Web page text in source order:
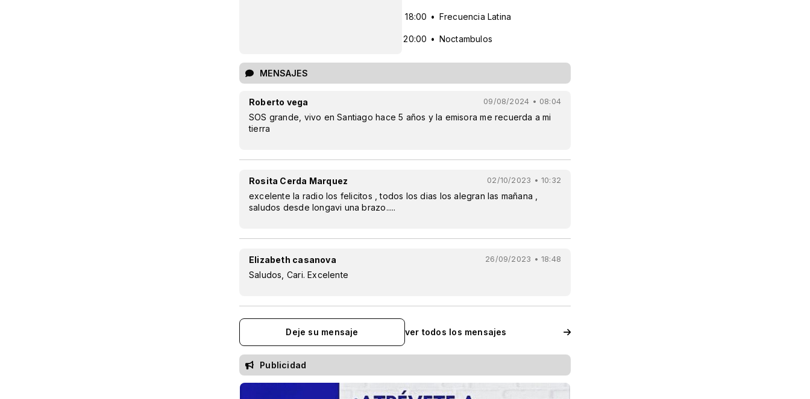
18:00 Frecuencia Latina
20:00 Noctambulos
MENSAJES
Roberto vega 09/08/2024 • 08:04
SOS grande, vivo en Santiago hace 5 años y la emisora me recuerda a mi
tierra
Rosita Cerda Marquez 02/10/2023 • 10:32
excelente la radio los felicitos , todos los dias los alegran las mañana ,
saludos desde longavi una brazo.....
Elizabeth casanova 26/09/2023 • 18:48
Saludos, Cari. Excelente
Deje su mensaje ver todos los mensajes
Publicidad